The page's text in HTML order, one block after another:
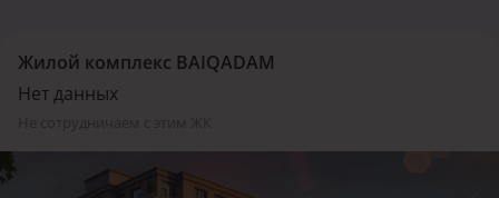
Жилой комплекс BAIQADAM
Нет данных